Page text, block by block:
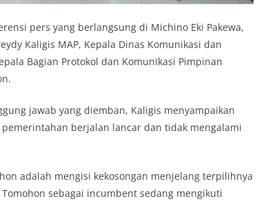
pers yang berlangsung di Michino Eki Pakewa,
Kaligis MAP, Kepala Dinas Komunikasi dan
Bagian Protokol dan Komunikasi Pimpinan
jawab yang diemban, Kaligis menyampaikan
berjalan lancar dan tidak mengalami
adalah mengisi kekosongan menjelang terpilihnya
sebagai incumbent sedang mengikuti